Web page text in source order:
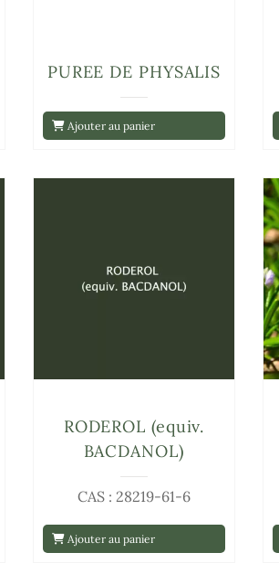
Ajouter au panier
PUREE DE PHYSALIS
Ajouter au panier
CAS : 28219-61-6
RODEROL (equiv.
BACDANOL)